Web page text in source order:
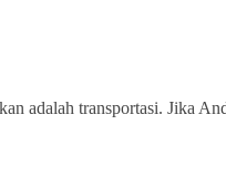
adalah transportasi. Jika